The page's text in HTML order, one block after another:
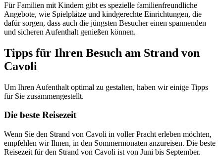
Für Familien mit Kindern gibt es spezielle familienfreundliche
Angebote, wie Spielplätze und kindgerechte Einrichtungen, die
dafür sorgen, dass auch die jüngsten Besucher einen spannenden
und sicheren Aufenthalt genießen können.
Tipps für Ihren Besuch am Strand von
Cavoli
Um Ihren Aufenthalt optimal zu gestalten, haben wir einige Tipps
für Sie zusammengestellt.
Die beste Reisezeit
Wenn Sie den Strand von Cavoli in voller Pracht erleben möchten,
empfehlen wir Ihnen, in den Sommermonaten anzureisen. Die beste
Reisezeit für den Strand von Cavoli ist von Juni bis September.